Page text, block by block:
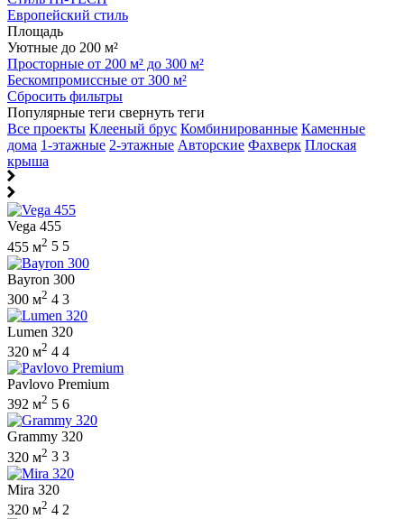
Европейский стиль
Площадь
Уютные до 200 м²
Просторные от 200 м² до 300 м²
Бескомпромиссные от 300 м²
Сбросить фильтры
Популярные теги свернуть теги
Все проекты Клееный брус Комбинированные Каменные
дома 1-этажные 2-этажные Авторские Фахверк Плоская
крыша
Vega 455
455 м2 5 5
Bayron 300
300 м2 4 3
Lumen 320
320 м2 4 4
Pavlovo Premium
392 м2 5 6
Grammy 320
320 м2 3 3
Mira 320
320 м2 4 2